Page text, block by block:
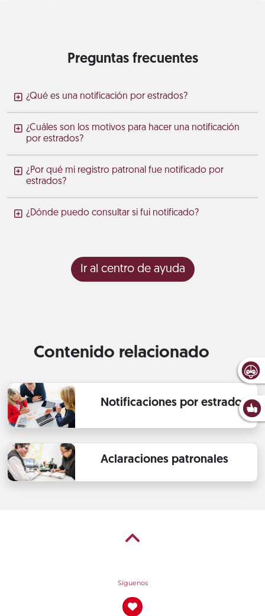
Preguntas frecuentes
¿Qué es una notificación por estrados?
¿Cuáles son los motivos para hacer una notificación
por estrados?
¿Por qué mi registro patronal fue notificado por
estrados?
¿Dónde puedo consultar si fui notificado?
Ir al centro de ayuda
Contenido relacionado
Notificaciones por estrados
Aclaraciones patronales
Síguenos